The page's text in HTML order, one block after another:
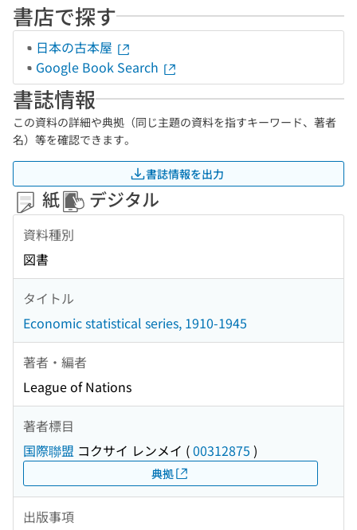
書店で探す
日本の古本屋
Google Book Search
書誌情報
この資料の詳細や典拠（同じ主題の資料を指すキーワード、著者
名）等を確認できます。
書誌情報を出力
紙 デジタル
資料種別
図書
タイトル
Economic statistical series, 1910-1945
著者・編者
League of Nations
著者標目
国際聯盟 コクサイ レンメイ (00312875 )
典拠
出版事項